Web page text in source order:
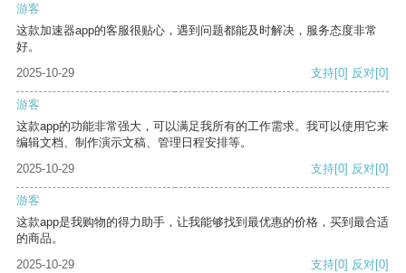
游客
这款加速器app的客服很贴心，遇到问题都能及时解决，服务态度非常
好。
2025-10-29
支持[0] 反对[0]
游客
这款app的功能非常强大，可以满足我所有的工作需求。我可以使用它来
编辑文档、制作演示文稿、管理日程安排等。
2025-10-29
支持[0] 反对[0]
游客
这款app是我购物的得力助手，让我能够找到最优惠的价格，买到最合适
的商品。
2025-10-29
支持[0] 反对[0]